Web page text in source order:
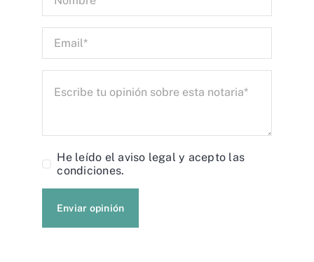
He leído elaviso legal y acepto las
condiciones.
Enviar opinión